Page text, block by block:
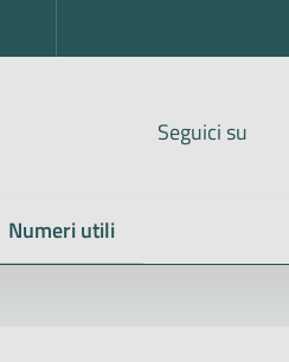
Seguici su
Numeri utili